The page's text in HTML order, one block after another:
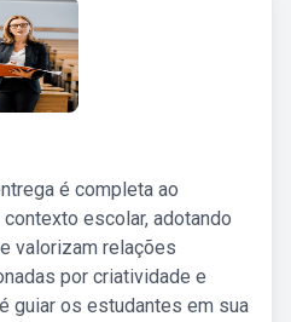
é completa ao
escolar, adotando
valorizam relações
por criatividade e
guiar os estudantes em sua